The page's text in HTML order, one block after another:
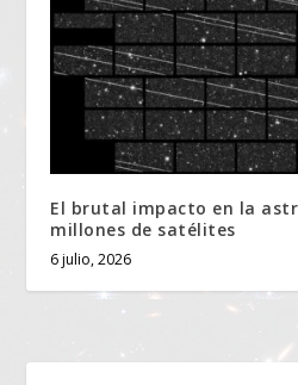
El brutal impacto en la
millones de satélites
6 julio, 2026